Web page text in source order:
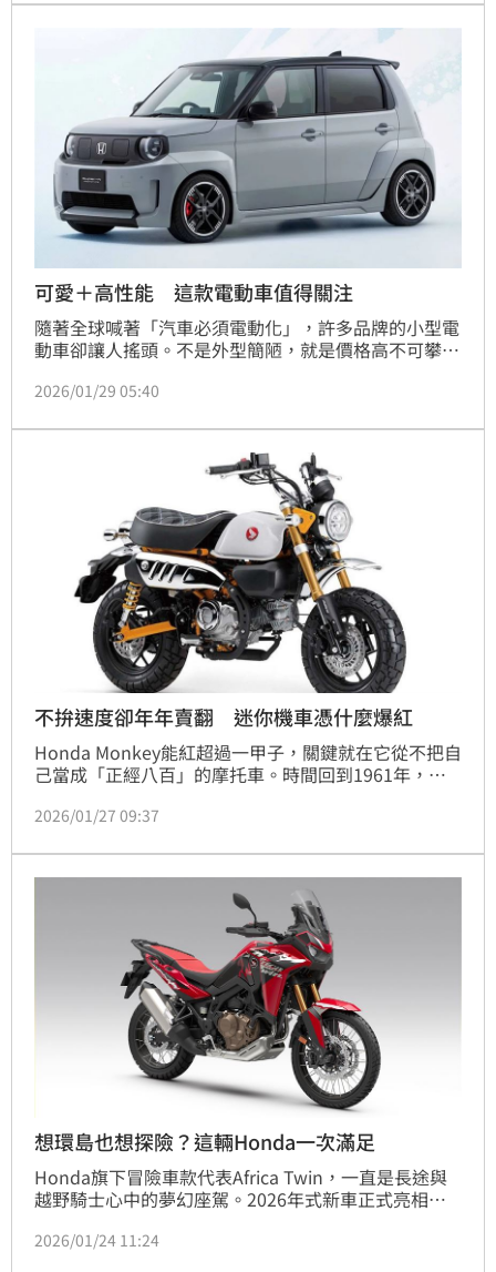
可愛＋高性能 這款電動車值得關注
隨著全球喊著「汽車必須電動化」，許多品牌的小型電
動車卻讓人搖頭。不是外型簡陋，就是價格高不可攀，
範、增強的引擎聲浪，以及角色扮演般的換檔感，推出
2026/01/29 05:40
不拚速度卻年年賣翻 迷你機車憑什麼爆紅
Honda Monkey能紅超過一甲子，關鍵就在它從不把自
己當成「正經八百」的摩托車。時間回到1961年，
車，當年記者看到大人蜷縮著騎上原型車，模樣就像馬
本只是玩票性質，卻在本田不斷改良下，一路進化成全
球車迷心中的療癒系經典。
2026/01/27 09:37
想環島也想探險？這輛Honda一次滿足
Honda旗下冒險車款代表Africa Twin，一直是長途與
越野騎士心中的夢幻座駕。2026年式新車正式亮相，
依路況自動調整阻尼，讓騎士無論鋪裝道路或碎石路
2026/01/24 11:24